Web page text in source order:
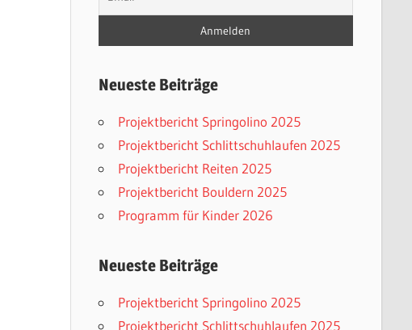
Neueste Beiträge
Projektbericht Springolino 2025
Projektbericht Schlittschuhlaufen 2025
Projektbericht Reiten 2025
Projektbericht Bouldern 2025
Programm für Kinder 2026
Neueste Beiträge
Projektbericht Springolino 2025
Projektbericht Schlittschuhlaufen 2025